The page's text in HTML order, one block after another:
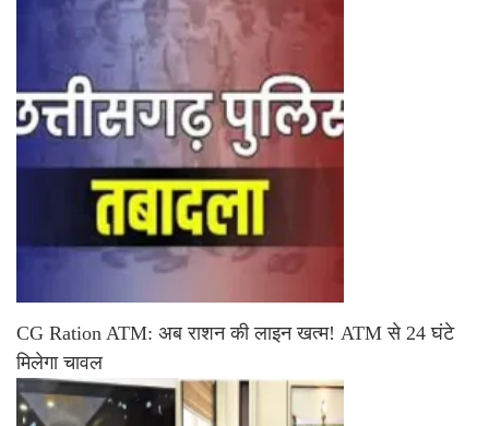
CG Ration ATM: अब राशन की लाइन खत्म! ATM से 24 घंटे
मिलेगा चावल